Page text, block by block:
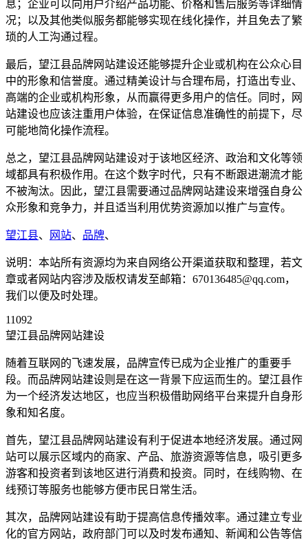
息；企业可以向用户介绍产品功能、价格和售后服务等详细情
况；以及其他类似服务都能够实现在线化操作，并且免去了繁
琐的人工沟通过程。
最后，望江县品牌网站建设还能够提升企业或机构在公众心目
中的形象和信誉度。通过精美设计与合理布局，打造出专业、
高端的企业或机构形象，从而赢得更多用户的信任。同时，网
站建设也应该注重用户体验，在保证信息准确性的前提下，尽
可能地简化操作流程。
总之，望江县品牌网站建设对于该地区经济、政治和文化等领
域都具有积极作用。在这个数字时代，只有不断跟进潮流才能
不被淘汰。因此，望江县需要通过品牌网站建设来增强自身公
众形象和竞争力，并且适当利用优势资源加以推广与宣传。
望江县、 网站、 品牌、
说明：本站所有资源均为来自网络公开渠道获取和整理，若文
章或者网站内容涉及版权请发至邮箱：670136485@qq.com，
我们以便及时处理。
11092
望江县品牌网站建设
随着互联网的飞速发展，品牌宣传已成为企业推广的重要手
段。而品牌网站建设则是在这一背景下应运而生的。望江县作
为一个经济发达地区，也应当积极借助网络平台来提升自身形
象和知名度。
首先，望江县品牌网站建设有利于促进本地经济发展。通过网
站可以展示区域内的商家、产品、旅游资源等信息，吸引更多
游客和投资者到该地区进行消费和投资。同时，在线购物、在
线预订等服务也能够方便市民日常生活。
其次，品牌网站建设有助于提高信息传播效率。通过建立专业
化的官方网站，政府部门可以及时发布通知、新闻和公告等信